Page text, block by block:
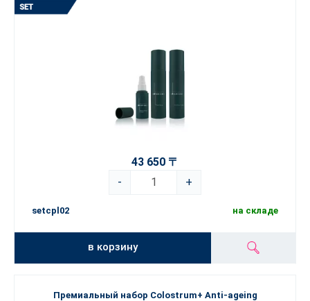
43 650 〒
-
+
setcpl02 на складе
в корзину
Премиальный набор Colostrum+ Anti-ageing